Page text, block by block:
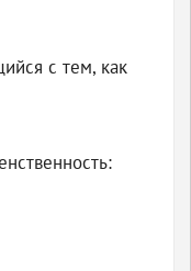
с тем, как